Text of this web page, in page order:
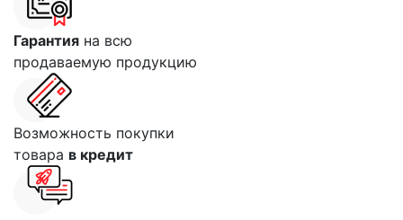
Гарантия на всю
продаваемую продукцию
Возможность покупки
товара в кредит